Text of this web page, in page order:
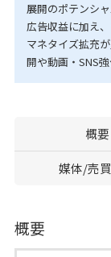
展開のポテンシャ
広告収益に加え
マネタイズ拡充
開や動画・SNS
概要
媒体/売
概要